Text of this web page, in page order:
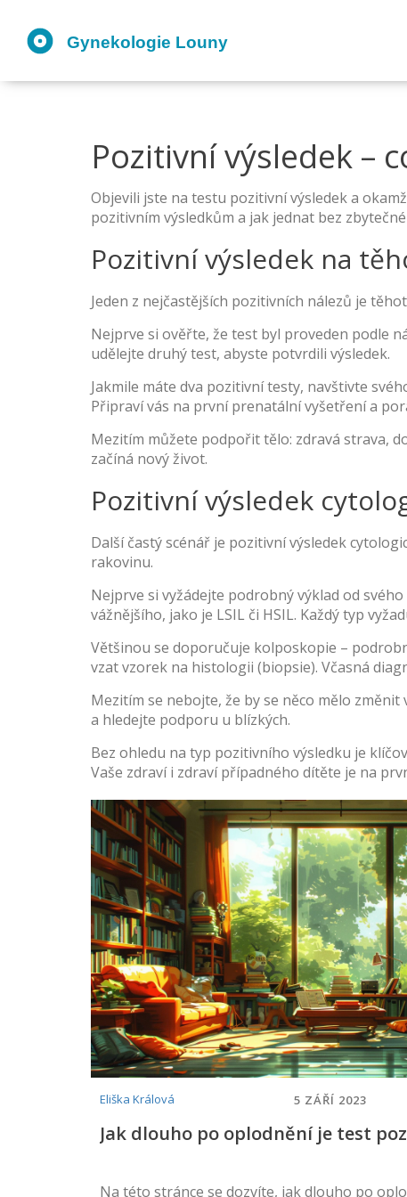
Pozitivní výsledek –
Objevili jste na testu pozitivní výsledek a
pozitivním výsledkům a jak jednat bez
Pozitivní výsledek na
Jeden z nejčastějších pozitivních nálezů je
Nejprve si ověřte, že test byl proveden podle
udělejte druhý test, abyste potvrdili výsledek.
Jakmile máte dva pozitivní testy, navštivte
Připraví vás na první prenatální vyšetření a
Mezitím můžete podpořit tělo: zdravá strava,
začíná nový život.
Pozitivní výsledek
Další častý scénář je pozitivní výsledek
rakovinu.
Nejprve si vyžádejte podrobný výklad od
vážnějšího, jako je LSIL či HSIL. Každý typ
Většinou se doporučuje kolposkopie –
vzat vzorek na histologii (biopsie). Včasná
Mezitím se nebojte, že by se něco mělo
a hledejte podporu u blízkých.
Bez ohledu na typ pozitivního výsledku je
Vaše zdraví i zdraví případného dítěte je na
Eliška Králová 5 ZÁŘÍ 2023
Jak dlouho po oplodnění je test
Na této stránce se dozvíte, jak dlouho po